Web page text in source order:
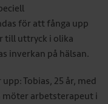
för att fånga upp
till uttryck i olika
inverkan på hälsan.
Tobias, 25 år, med
arbetsterapeut i